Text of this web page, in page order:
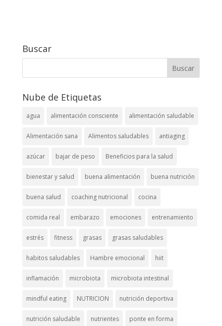
Buscar
Nube de Etiquetas
agua alimentación consciente alimentación saludable
Alimentación sana Alimentos saludables antiaging
azúcar bajar de peso Beneficios para la salud
bienestar y salud buena alimentación buena nutrición
buena salud coaching nutricional cocina
comida real embarazo emociones entrenamiento
estrés fitness grasas grasas saludables
habitos saludables Hambre emocional hiit
inflamación microbiota microbiota intestinal
mindful eating NUTRICION nutrición deportiva
nutrición saludable nutrientes ponte en forma